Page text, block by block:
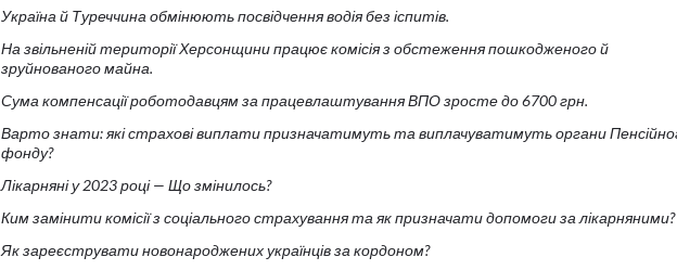
Україна й Туреччина обмінюють посвідчення водія без іспитів.
На звільненій території Херсонщини працює комісія з обстеження пошкодженого й
зруйнованого майна.
Сума компенсації роботодавцям за працевлаштування ВПО зросте до 6700 грн.
Варто знати: які страхові виплати призначатимуть та виплачуватимуть органи
фонду?
Лікарняні у 2023 році — Що змінилось?
Ким замінити комісії з соціального страхування та як призначати допомоги за лікарняними?
Як зареєструвати новонароджених українців за кордоном?